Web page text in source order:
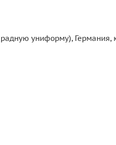
униформу), Германия,